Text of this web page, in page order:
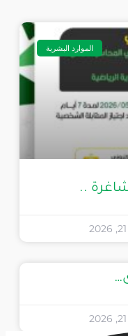
الموارد البشرية
..